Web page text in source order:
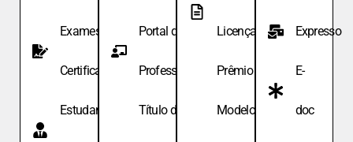
Exames de
Certificação
Estudante
Portal do
Professor
Título de
Licença
Prêmio
Modelo de
Expresso
E-
doc